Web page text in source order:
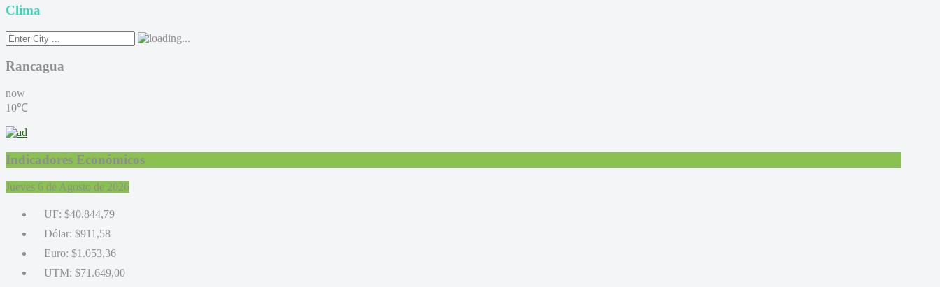
Clima
Rancagua
now
10℃
Indicadores Económicos
Jueves 6 de Agosto de 2026
UF: $40.844,79
Dólar: $911,58
Euro: $1.053,36
UTM: $71.649,00